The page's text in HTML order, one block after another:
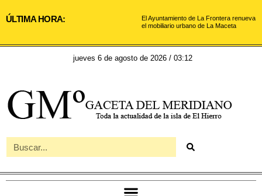
ÚLTIMA HORA:
El Ayuntamiento de La Frontera renueva
el mobiliario urbano de La Maceta
jueves 6 de agosto de 2026 / 03:12